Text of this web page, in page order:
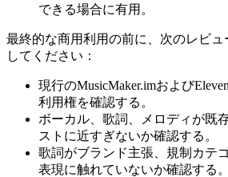
できる場合に有用。
最終的な商用利用の前に、次のレビュ
してください：
現行のMusicMaker.imおよび
利用権を確認する。
ボーカル、歌詞、メロディが既
ストに近すぎないか確認する。
歌詞がブランド主張、規制カテ
表現に触れていないか確認する。